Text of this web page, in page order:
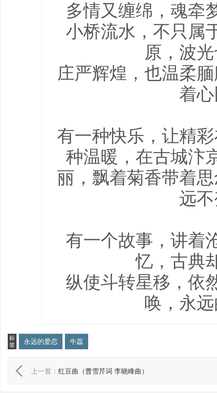
多情又缠绵，魂牵
小桥流水，不只属
原，波
庄严辉煌，也温柔
着
有一种快乐，让精
种温暖，在古城汴
丽，飘着菊香带着
远
有一个故事，讲着
忆，古典
纵使斗转星移，依
唤，永
标
签
永远的爱恋 牛蕊
上一首： 红豆曲（曹雪芹词 李晓峰曲）